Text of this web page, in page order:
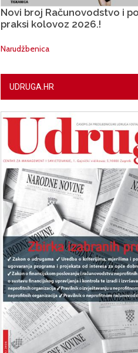
Novi broj Računovodstvo i
praksi kolovoz 2026.!
Narudžbenica
UDRUGA.HR